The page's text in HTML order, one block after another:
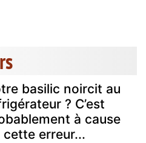
basilic noircit au
? C’est
à cause
cette erreur...